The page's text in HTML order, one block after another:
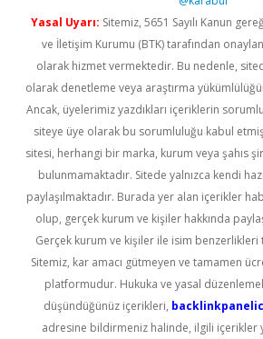
Yasal Uyarı: Sitemiz, 5651 Sayılı Kanun
ve İletişim Kurumu (BTK) tarafından
olarak hizmet vermektedir. Bu nedenle,
olarak denetleme veya araştırma
Ancak, üyelerimiz yazdıkları içeriklerin
siteye üye olarak bu sorumluluğu kabul
sitesi, herhangi bir marka, kurum veya şahıs
bulunmamaktadır. Sitede yalnızca kendi
paylaşılmaktadır. Burada yer alan içerikler
olup, gerçek kurum ve kişiler hakkında
Gerçek kurum ve kişiler ile isim
Sitemiz, kar amacı gütmeyen ve tamamen
platformudur. Hukuka ve yasal
düşündüğünüz içerikleri,
adresine bildirmeniz halinde, ilgili içerikler